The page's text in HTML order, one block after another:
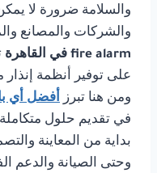
والسلامة ضرورة لا يمكن
والشركات والمصانع
fire alarm في القاهرة
على توفير أنظمة إنذار
ومن هنا تبرز أفضل أي
في تقديم حلول
بداية من المعاينة
وحتى الصيانة والدعم